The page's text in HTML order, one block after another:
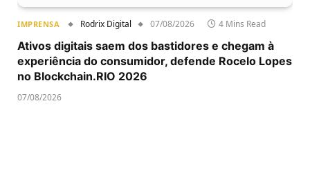
IMPRENSA Rodrix Digital 07/08/2026 4 Mins Read
Ativos digitais saem dos bastidores e chegam à
experiência do consumidor, defende Rocelo Lopes
no Blockchain.RIO 2026
07/08/2026